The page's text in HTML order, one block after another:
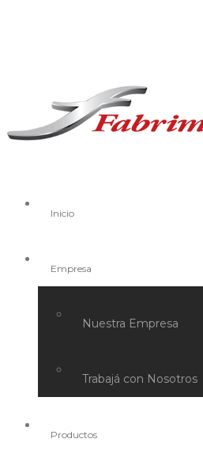
Inicio
Empresa
Nuestra Empresa
Trabajá con Nosotros
Productos